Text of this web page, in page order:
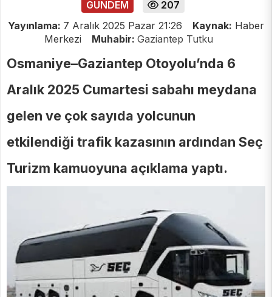
GUNDEM
207
Yayınlama: 7 Aralık 2025 Pazar 21:26 Kaynak: Haber
Merkezi
Muhabir: Gaziantep Tutku
Osmaniye–Gaziantep Otoyolu’nda 6
Aralık 2025 Cumartesi sabahı meydana
gelen ve çok sayıda yolcunun
etkilendiği trafik kazasının ardından Seç
Turizm kamuoyuna açıklama yaptı.